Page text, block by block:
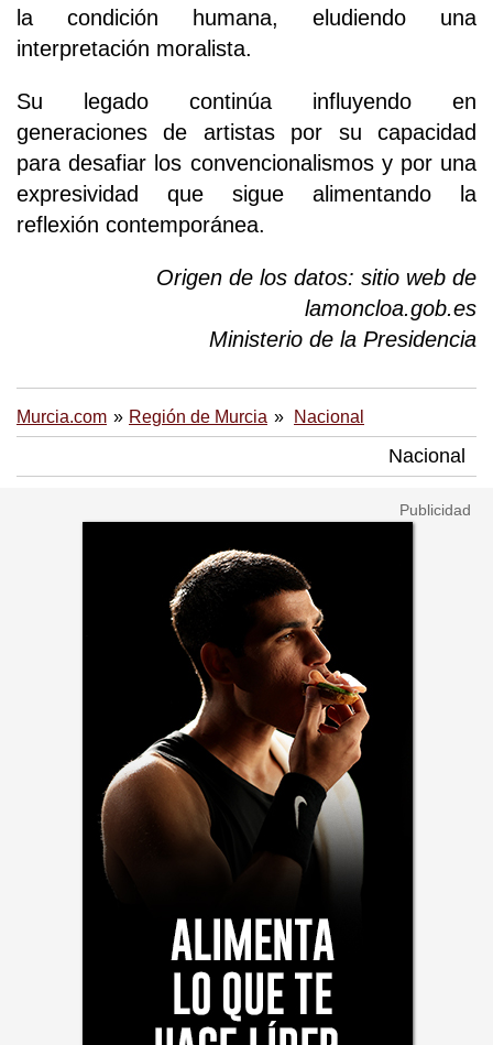
la condición humana, eludiendo una
interpretación moralista.
Su legado continúa influyendo en
generaciones de artistas por su capacidad
para desafiar los convencionalismos y por una
expresividad que sigue alimentando la
reflexión contemporánea.
Origen de los datos: sitio web de
lamoncloa.gob.es
Ministerio de la Presidencia
Murcia.com Región de Murcia Nacional
Nacional